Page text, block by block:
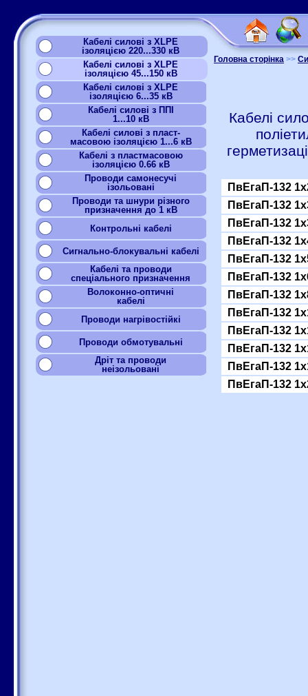
Кабелі силові з XLPE
ізоляцією 220...330 кВ
Кабелі силові з XLPE
ізоляцією 45...150 кВ
Кабелі силові з XLPE
ізоляцією 6...35 кВ
Кабелі силові з ППІ
1...10 кВ
Кабелі силові з пласт-
масовою ізоляцією 1...6 кВ
Кабелі з пластмасовою
ізоляцією 0.66 кВ
Проводи самонесучі
ізольовані
Проводи та шнури різного
призначення до 1 кВ
Контрольні кабелі
Сигнально-блокувальні кабелі
Кабелі та проводи
спеціального призначення
Волоконно-оптичні
кабелі
Проводи нагрівостійкі
Проводи обмотувальні
Дріт та проводи
неізольовані
Головна сторінка >>
Кабелі
ПвЕгаП-132
ПвЕгаП-132
ПвЕгаП-132
ПвЕгаП-132
ПвЕгаП-132
ПвЕгаП-132
ПвЕгаП-132
ПвЕгаП-132
ПвЕгаП-132
ПвЕгаП-132
ПвЕгаП-132
ПвЕгаП-132